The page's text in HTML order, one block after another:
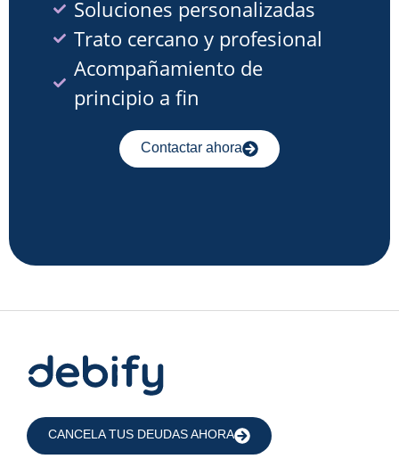
Soluciones personalizadas
Trato cercano y profesional
Acompañamiento de
principio a fin
Contactar ahora
CANCELA TUS DEUDAS AHORA